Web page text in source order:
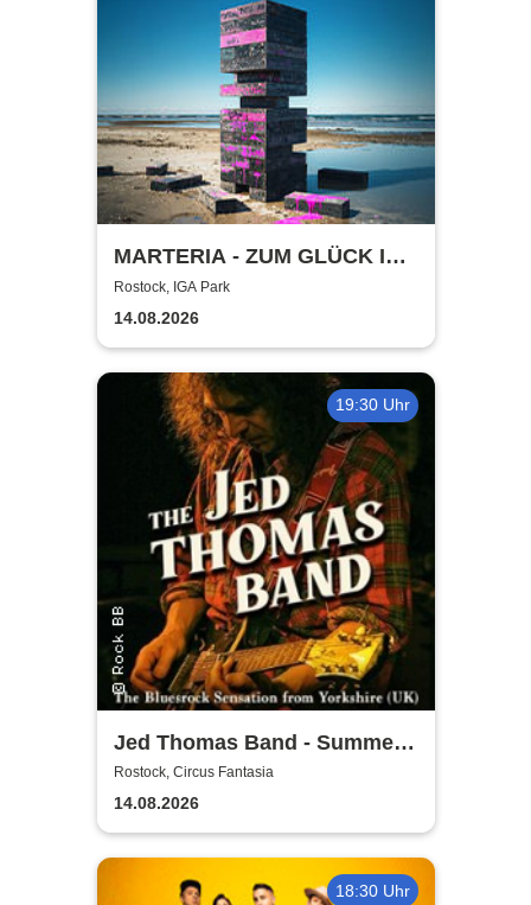
MARTERIA - ZUM GLÜCK IN
DIE ZUKUNFT TOUR 2026
Rostock, IGA Park
14.08.2026
19:30 Uhr
Jed Thomas Band - Summer
Tour 2026
Rostock, Circus Fantasia
14.08.2026
18:30 Uhr